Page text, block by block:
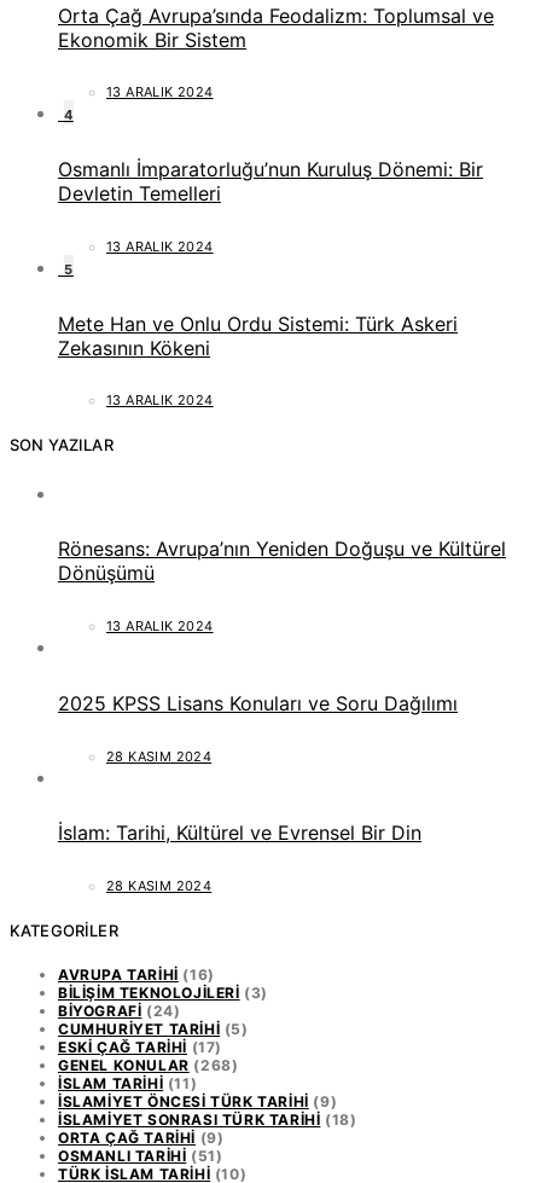
Orta Çağ Avrupa’sında Feodalizm: Toplumsal ve
Ekonomik Bir Sistem
13 ARALIK 2024
4
Osmanlı İmparatorluğu’nun Kuruluş Dönemi: Bir
Devletin Temelleri
13 ARALIK 2024
5
Mete Han ve Onlu Ordu Sistemi: Türk Askeri
Zekasının Kökeni
13 ARALIK 2024
SON YAZILAR
Rönesans: Avrupa’nın Yeniden Doğuşu ve Kültürel
Dönüşümü
13 ARALIK 2024
2025 KPSS Lisans Konuları ve Soru Dağılımı
28 KASIM 2024
İslam: Tarihi, Kültürel ve Evrensel Bir Din
28 KASIM 2024
KATEGORILER
AVRUPA TARIHI (16)
BILIŞIM TEKNOLOJILERI (3)
BIYOGRAFI (24)
CUMHURIYET TARIHI (5)
ESKI ÇAĞ TARIHI (17)
GENEL KONULAR (268)
İSLAM TARIHI (11)
İSLAMIYET ÖNCESI TÜRK TARIHI (9)
İSLAMIYET SONRASI TÜRK TARIHI (18)
ORTA ÇAĞ TARIHI (9)
OSMANLI TARIHI (51)
TÜRK İSLAM TARIHI (10)